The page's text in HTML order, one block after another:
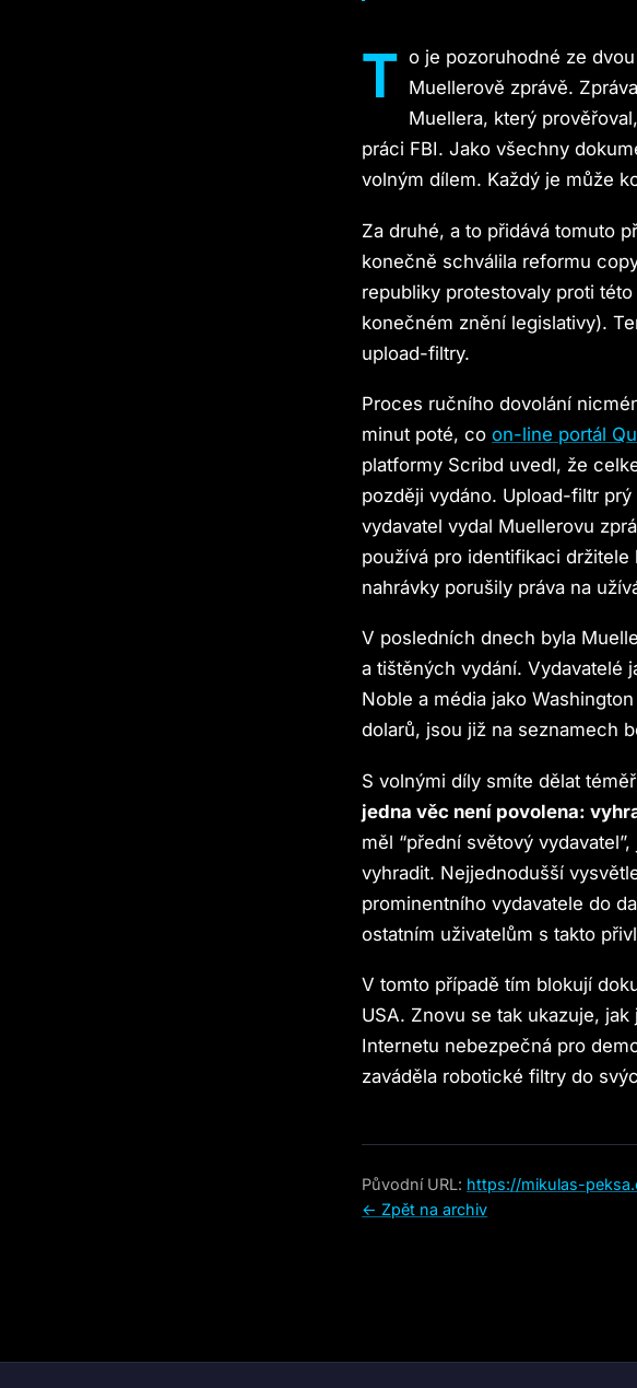
T o je pozoruhodné ze
Muellerově zprávě.
Muellera, který
práci FBI. Jako všechny
volným dílem. Každý je může
Za druhé, a to přidává tomuto
konečně schválila reformu
republiky protestovaly proti
konečném znění legislativy).
upload-filtry.
Proces ručního dovolání
minut poté, coon-line portál
platformy Scribd uvedl, že
později vydáno. Upload-filtr
vydavatel vydal Muellerovu
používá pro identifikaci
nahrávky porušily práva na
V posledních dnech byla
a tištěných vydání. Vydavatelé
Noble a média jako
dolarů, jsou již na seznamech
S volnými díly smíte dělat
jedna věc není povolena:
měl “přední světový
vyhradit. Nejjednodušší
prominentního vydavatele do
ostatním uživatelům s takto
V tomto případě tím blokují
USA. Znovu se tak ukazuje,
Internetu nebezpečná pro
zaváděla robotické filtry do
Původní URL: https://mikulas-
← Zpět na archiv